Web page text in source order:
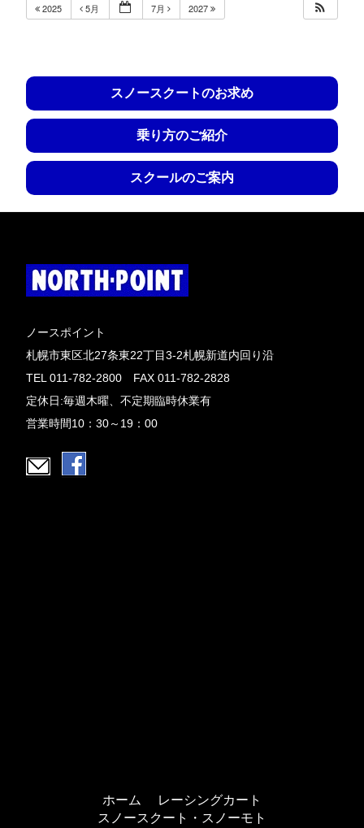
2025 5月 7月 2027
スノースクートのお求め
乗り方のご紹介
スクールのご案内
ノースポイント
札幌市東区北27条東22丁目3-2札幌新道内回り沿
TEL 011-782-2800 FAX 011-782-2828
定休日:毎週木曜、不定期臨時休業有
営業時間10：30～19：00
ホーム
レーシングカート
スノースクート・スノーモト